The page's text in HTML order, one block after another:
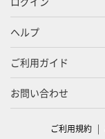
ヘルプ
ご利用ガイド
お問い合わせ
ご利用規約